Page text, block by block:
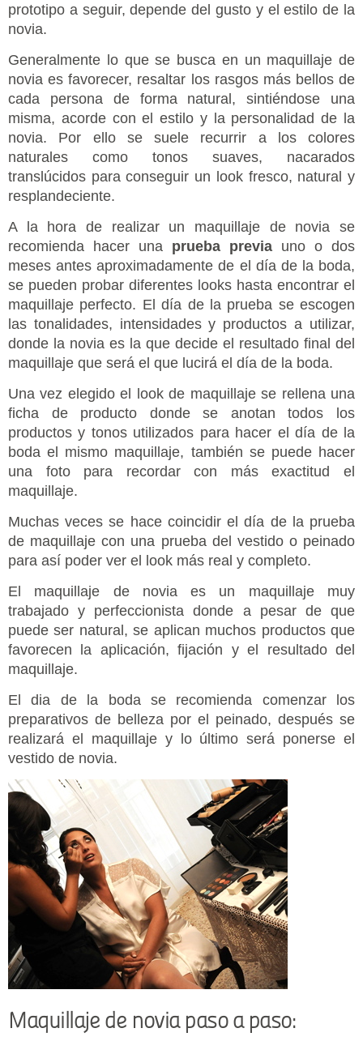
prototipo a seguir, depende del gusto y el estilo de la
novia.
Generalmente lo que se busca en un maquillaje de
novia es favorecer, resaltar los rasgos más bellos de
cada persona de forma natural, sintiéndose una
misma, acorde con el estilo y la personalidad de la
novia. Por ello se suele recurrir a los colores
naturales como tonos suaves, nacarados
translúcidos para conseguir un look fresco, natural y
resplandeciente.
A la hora de realizar un maquillaje de novia se
recomienda hacer una prueba previa uno o dos
meses antes aproximadamente de el día de la boda,
se pueden probar diferentes looks hasta encontrar el
maquillaje perfecto. El día de la prueba se escogen
las tonalidades, intensidades y productos a utilizar,
donde la novia es la que decide el resultado final del
maquillaje que será el que lucirá el día de la boda.
Una vez elegido el look de maquillaje se rellena una
ficha de producto donde se anotan todos los
productos y tonos utilizados para hacer el día de la
boda el mismo maquillaje, también se puede hacer
una foto para recordar con más exactitud el
maquillaje.
Muchas veces se hace coincidir el día de la prueba
de maquillaje con una prueba del vestido o peinado
para así poder ver el look más real y completo.
El maquillaje de novia es un maquillaje muy
trabajado y perfeccionista donde a pesar de que
puede ser natural, se aplican muchos productos que
favorecen la aplicación, fijación y el resultado del
maquillaje.
El dia de la boda se recomienda comenzar los
preparativos de belleza por el peinado, después se
realizará el maquillaje y lo último será ponerse el
vestido de novia.
Maquillaje de novia paso a paso: